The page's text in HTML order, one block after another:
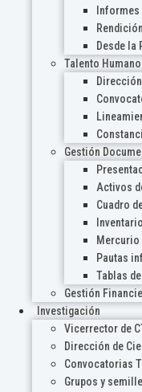
Desde la
Talento Humano
Gestión
Activos
Cuadro
Mercurio
Pautas
Tablas
Gestión
Investigación
Vicerrector de
Dirección de
Convocatorias
Grupos y